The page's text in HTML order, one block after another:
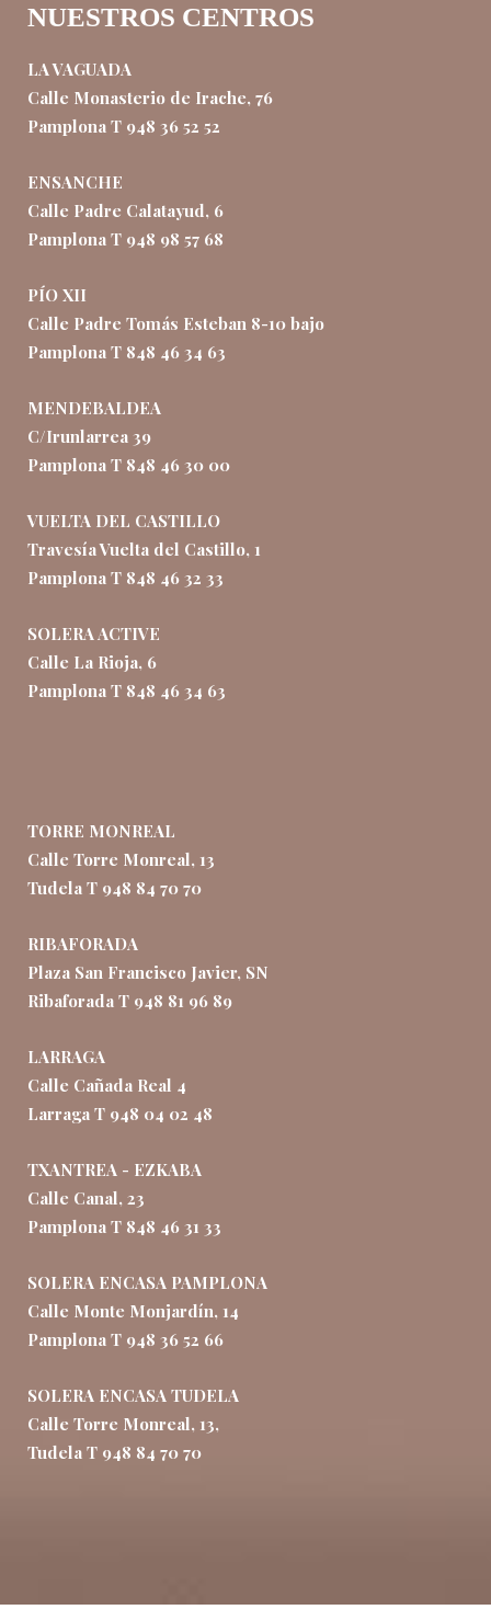
NUESTROS CENTROS
LA VAGUADA
Calle Monasterio de Irache, 76
Pamplona T 948 36 52 52
ENSANCHE
Calle Padre Calatayud, 6
Pamplona T 948 98 57 68
PÍO XII
Calle Padre Tomás Esteban 8-10 bajo
Pamplona T 848 46 34 63
MENDEBALDEA
C/Irunlarrea 39
Pamplona T 848 46 30 00
VUELTA DEL CASTILLO
Travesía Vuelta del Castillo, 1
Pamplona T 848 46 32 33
SOLERA ACTIVE
Calle La Rioja, 6
Pamplona T 848 46 34 63
TORRE MONREAL
Calle Torre Monreal, 13
Tudela T 948 84 70 70
RIBAFORADA
Plaza San Francisco Javier, SN
Ribaforada T 948 81 96 89
LARRAGA
Calle Cañada Real 4
Larraga T 948 04 02 48
TXANTREA - EZKABA
Calle Canal, 23
Pamplona T 848 46 31 33
SOLERA ENCASA PAMPLONA
Calle Monte Monjardín, 14
Pamplona T 948 36 52 66
SOLERA ENCASA TUDELA
Calle Torre Monreal, 13,
Tudela T 948 84 70 70